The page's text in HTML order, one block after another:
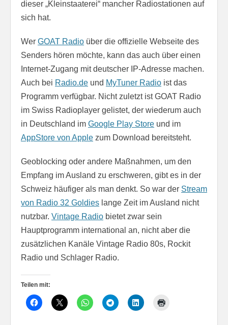
dieser „Kleinstaaterei“ mancher Radiostationen auf
sich hat.
Wer GOAT Radio über die offizielle Webseite des
Senders hören möchte, kann das auch über einen
Internet-Zugang mit deutscher IP-Adresse machen.
Auch bei Radio.de und MyTuner Radio ist das
Programm verfügbar. Nicht zuletzt ist GOAT Radio
im Swiss Radioplayer gelistet, der wiederum auch
in Deutschland im Google Play Store und im
AppStore von Apple zum Download bereitsteht.
Geoblocking oder andere Maßnahmen, um den
Empfang im Ausland zu erschweren, gibt es in der
Schweiz häufiger als man denkt. So war der Stream
von Radio 32 Goldies lange Zeit im Ausland nicht
nutzbar. Vintage Radio bietet zwar sein
Hauptprogramm international an, nicht aber die
zusätzlichen Kanäle Vintage Radio 80s, Rockit
Radio und Schlager Radio.
Teilen mit: